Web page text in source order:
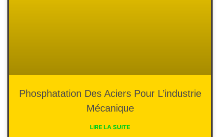
Phosphatation Des Aciers Pour L’industrie
Mécanique
LIRE LA SUITE